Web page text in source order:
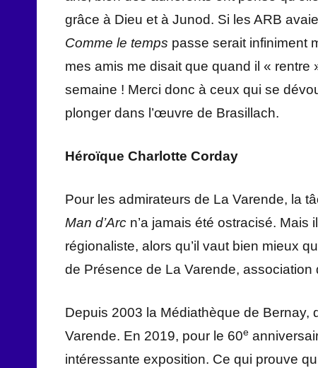
grâce à Dieu et à Junod. Si les ARB
Comme le temps passe serait infiniment
mes amis me disait que quand il «
semaine ! Merci donc à ceux qui se
plonger dans l’œuvre de Brasillach.
Héroïque Charlotte Corday
Pour les admirateurs de La Varende, la
Man d’Arc n’a jamais été ostracisé.
régionaliste, alors qu’il vaut bien mieux
de Présence de La Varende, association
Depuis 2003 la Médiathèque de Bernay,
Varende. En 2019, pour le 60e
intéressante exposition. Ce qui prouve